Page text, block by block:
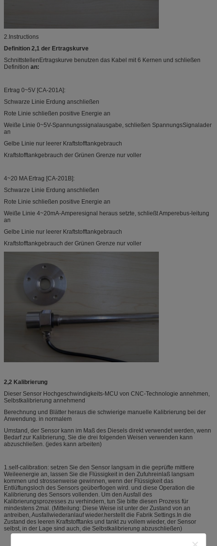
2.Instructions
Definition 2,1 der Ertragskurve
SchnittstellenErtragskurve benutzen das Kabel mit 6 Kernen und schließen
Definition an:
Ertrag 0~5V [CA-201A]:
Schwarze Linie Erdung anschließen
Rote Linie schließen positive Energie an
Weiße Linie 0~5V-Spannungssignalausgabe, schließen SpannungsSignalader
an
Gelbe Linie nur leerer Kraftstofftankgebrauch
Kraftstofftankgebrauch der Grünen Grenze nur voller
4~20 MA Ertrag [CA-201B]:
Schwarze Linie Erdung anschließen
Rote Linie schließen positive Energie an
Weiße Linie 4~20mA-Amperesignal heraus setzte, schließt Amperebus-leitung
an
Gelbe Linie nur leerer Kraftstofftankgebrauch
Kraftstofftankgebrauch der Grünen Grenze nur voller
2,2 Kalibrierung
Dieser Sensor Hochgeschwindigkeits-MCU von CNC-Technologie annehmen,
Selbstkalibrierung annehmend
Berechnung und Blätter heraus die schwierige manuelle Kalibrierung bei der
Anwendung. in normalem
Umstand, der Sensor kann im Maß des Diesels direkt verwendet werden, wenn
Bedarf zur Kalibrierung, Sie die drei folgenden Weisen verwenden kann
abzuschließen. (jedes kann arbeiten)
1.self-calibration: setzen Sie den Sensor langsam in die geprüfte mittlere
Weileenergie an, lassen Sie die Flüssigkeit in den Zufuhreinlaß langsam
kommen und strossenweise gewinnen, wenn der Flüssigkeit das
Entlüftungsloch des Sensors geüberflogen wird. und diese Operation die
Kalibrierung des Sensors vollenden. Um den Ausfall des
Kalibrierungsprozesses zu verhindern, tun Sie bitte diesen Prozess für
mindestens 2mal. (Mitteilung: Diese Weise ist unter der Zustand von an
antreiben, Ausfallwiederanlauf wieder.herstellt die Fabrik Settings.In die
Zustand des leeren Kraftstofftanks und tankt zu vollem wieder, der Sensor
selbst, in der Lage sind auch, die Selbstkalibrierung abzuschließen)